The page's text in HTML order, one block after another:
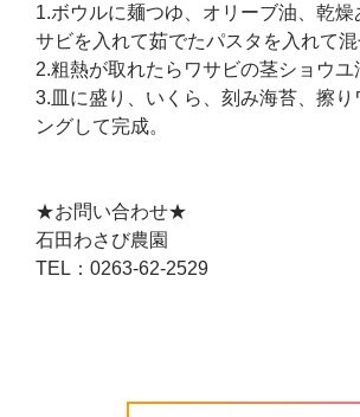
1.ボウルに麺つゆ、オリーブ油、乾燥
サビを入れて茹でたパスタを入れて混
2.粗熱が取れたらワサビの茎ショウユ
3.皿に盛り、いくら、刻み海苔、擦
ングして完成。
★お問い合わせ★
石田わさび農園
TEL：0263-62-2529